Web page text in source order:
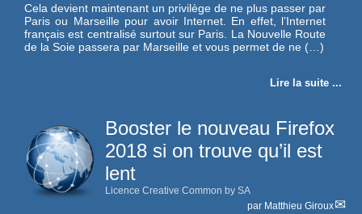
Cela devient maintenant un privilège de ne plus passer par
Paris ou Marseille pour avoir Internet. En effet, l’Internet
français est centralisé surtout sur Paris. La Nouvelle Route
de la Soie passera par Marseille et vous permet de ne (…)
Lire la suite ...
Booster le nouveau Firefox
2018 si on trouve qu’il est
lent
Licence Creative Common by SA
par Matthieu Giroux